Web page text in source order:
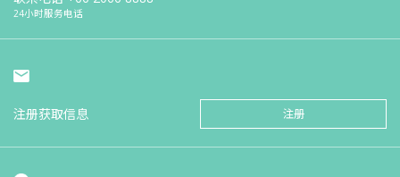
24小时服务电话
注册获取信息 注册